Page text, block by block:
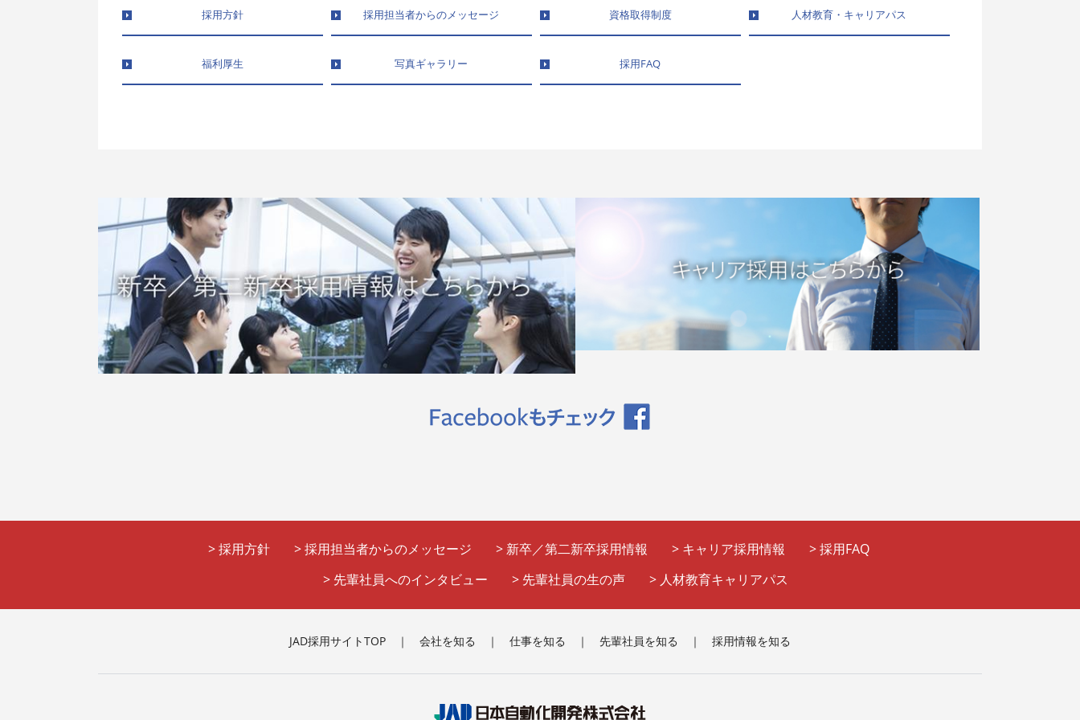
採用方針 採用担当者からのメッセージ 資格取得制度 人材教育・キャリアパス
福利厚生 写真ギャラリー 採用FAQ
>採用方針 >採用担当者からのメッセージ > 新卒／第二新卒採用情報 > キャリア採用情報 >採用FAQ
> 先輩社員へのインタビュー > 先輩社員の生の声 > 人材教育キャリアパス
JAD採用サイトTOP ｜ 会社を知る ｜ 仕事を知る ｜ 先輩社員を知る ｜ 採用情報を知る